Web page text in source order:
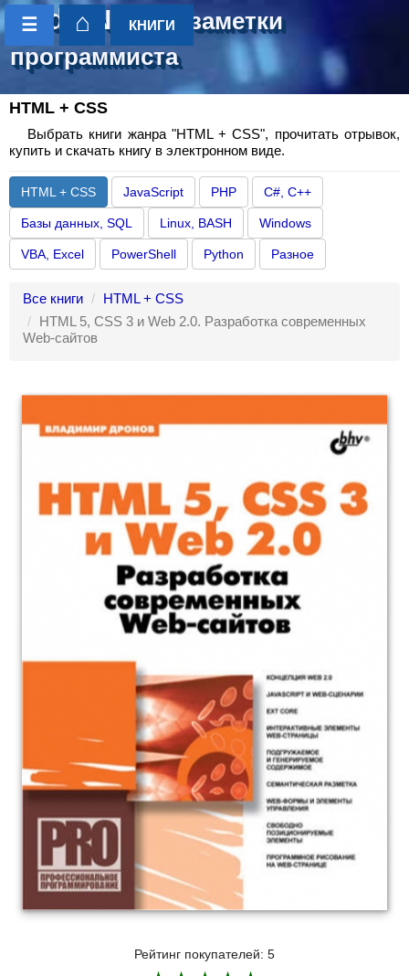
CoderNotes- заметки
программиста
⌂
☰ КНИГИ
HTML + CSS
Выбрать книги жанра "HTML + CSS", прочитать отрывок,
купить и скачать книгу в электронном виде.
HTML + CSS JavaScript PHP C#, C++
Базы данных, SQL Linux, BASH Windows
VBA, Excel PowerShell Python Разное
Все книги
HTML + CSS
HTML 5, CSS 3 и Web 2.0. Разработка современных
Web-сайтов
Рейтинг покупателей: 5